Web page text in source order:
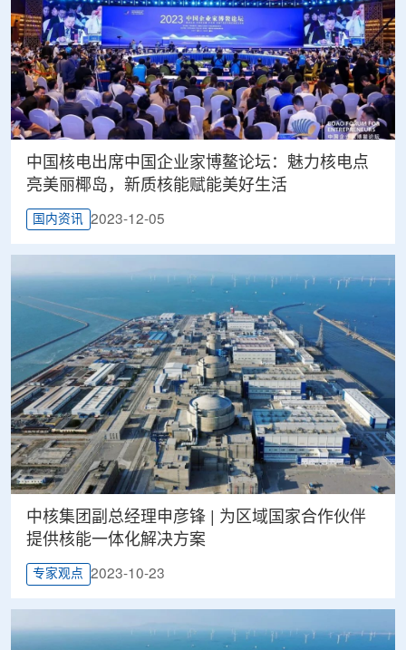
中国核电出席中国企业家博鳌论坛：魅力核电点
亮美丽椰岛，新质核能赋能美好生活
国内资讯 2023-12-05
中核集团副总经理申彦锋 | 为区域国家合作伙伴
提供核能一体化解决方案
专家观点 2023-10-23